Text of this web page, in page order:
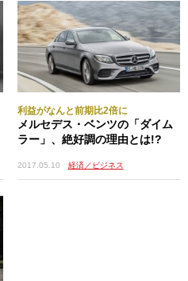
利益がなんと前期比2倍に
メルセデス・ベンツの「ダイム
ラー」、絶好調の理由とは!?
2017.05.10 経済／ビジネス